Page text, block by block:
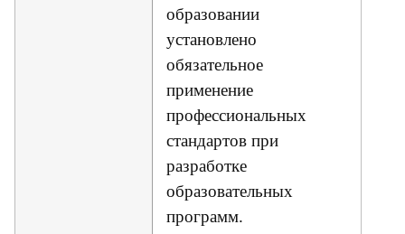
образовании
установлено
обязательное
применение
профессиональных
стандартов при
разработке
образовательных
программ.